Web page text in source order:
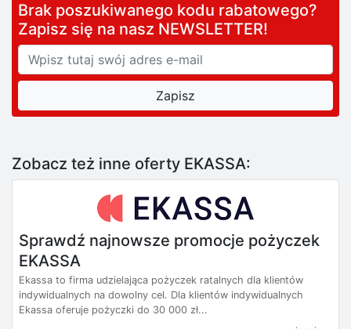
Brak poszukiwanego kodu rabatowego?
Zapisz się na nasz NEWSLETTER!
Zobacz też inne oferty EKASSA:
Sprawdź najnowsze promocje pożyczek
EKASSA
Ekassa to firma udzielająca pożyczek ratalnych dla klientów
indywidualnych na dowolny cel. Dla klientów indywidualnych
Ekassa oferuje pożyczki do 30 000 zł...